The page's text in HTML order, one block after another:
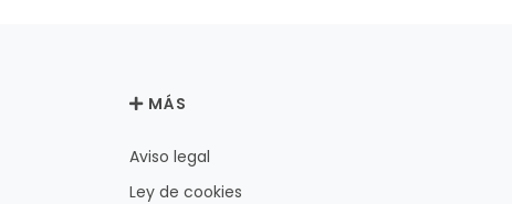
MÁS
Aviso legal
Ley de cookies